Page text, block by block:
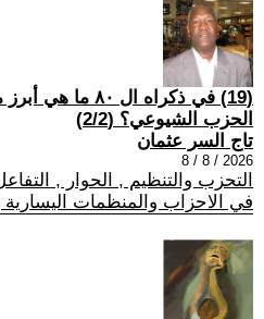
(19) في ذكراه ال ٨٠
الحزب الشيوعي؟ (2/2)
تاج السر عثمان
2026 / 8 / 8
التحزب والتنظيم , الحوار ,
في الاحزاب والمنظمات اليسارية